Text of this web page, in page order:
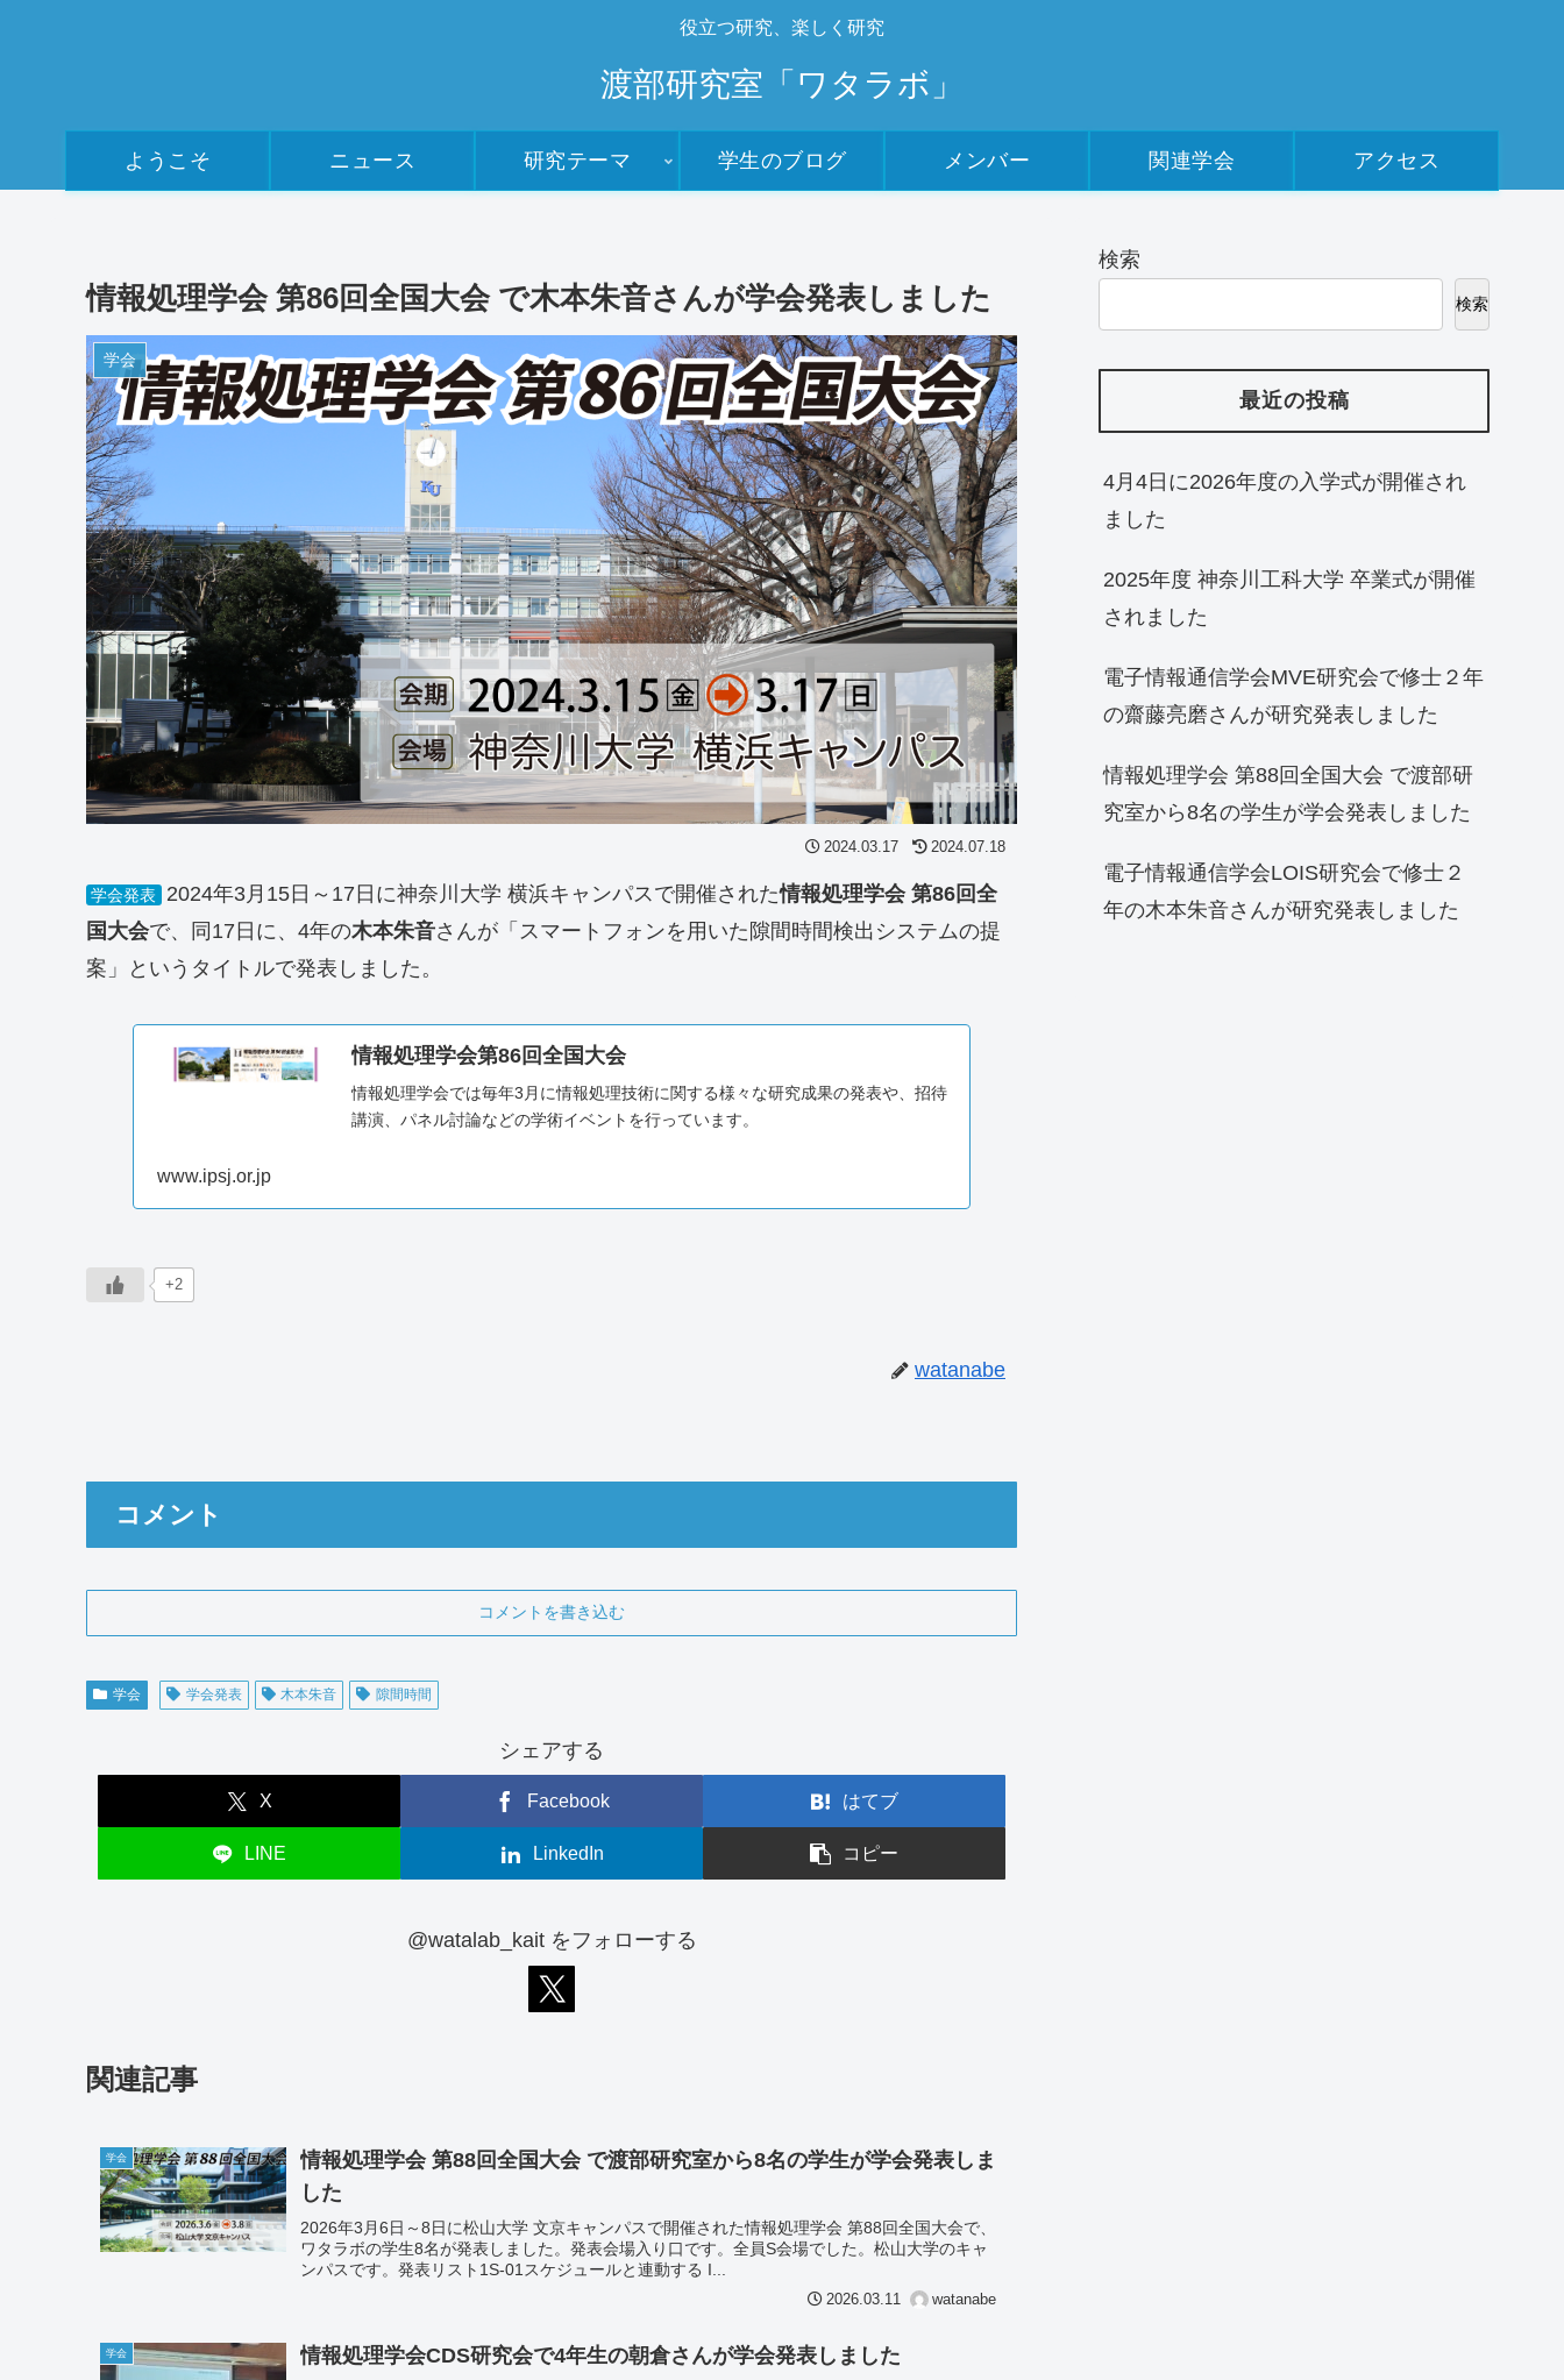
役立つ研究、楽しく研究
渡部研究室「ワタラボ」
ようこそ ニュース 研究テーマ 学生のブログ メンバー 関連学会 アクセス
情報処理学会 第86回全国大会 で木本朱音さんが学会発表しました
学会
2024.03.17 2024.07.18
学会発表 2024年3月15日～17日に神奈川大学 横浜キャンパス で開催された情報処理学会 第86回全
国大会で、同17日に、4年の木本朱音さんが「 スマートフォンを用いた隙間時間検出システムの提
案 」というタイトルで発表しました。
情報処理学会第86回全国大会
情報処理学会では毎年3月に情報処理技術に関する様々な研究成果の発表や、招待
講演、パネル討論などの学術イベントを行っています。
www.ipsj.or.jp
+2
watanabe
コメント
コメントを書き込む
学会 学会発表 木本朱音 隙間時間
シェアする
X Facebook はてブ
LINE LinkedIn コピー
@watalab_kait をフォローする
関連記事
学会
情報処理学会 第88回全国大会 で渡部研究室から8名の学生が学会発表しま
した
2026年3月6日～8日に松山大学 文京キャンパスで開催された情報処理学会 第88回全国大会で、
ワタラボの学生8名が発表しました。発表会場入り口です。全員S会場でした。松山大学のキャ
ンパスです。発表リスト1S-01スケジュールと連動する I...
2026.03.11 watanabe
学会 情報処理学会CDS研究会で4年生の朝倉さんが学会発表しました
検索
検索
最近の投稿
4月4日に2026年度の入学式が開催され
ました
2025年度 神奈川工科大学 卒業式が開催
されました
電子情報通信学会MVE研究会で修士２年
の齋藤亮磨さんが研究発表しました
情報処理学会 第88回全国大会 で渡部研
究室から8名の学生が学会発表しました
電子情報通信学会LOIS研究会で修士２
年の木本朱音さんが研究発表しました